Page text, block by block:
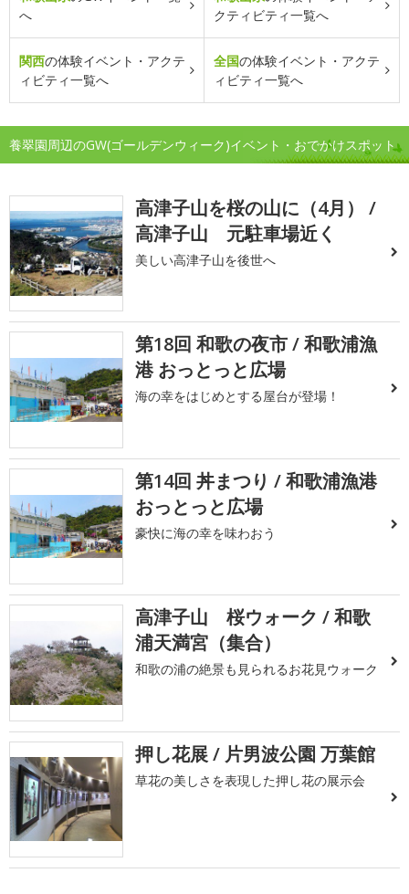
へ
クティビティ一覧へ
関西の体験イベント・アクテ
ィビティ一覧へ
全国の体験イベント・アクテ
ィビティ一覧へ
養翠園周辺のGW(ゴールデンウィーク)イベント・おでかけスポット
高津子山を桜の山に（4月） /
高津子山 元駐車場近く
美しい高津子山を後世へ
第18回 和歌の夜市 / 和歌浦漁
港 おっとっと広場
海の幸をはじめとする屋台が登場！
第14回 丼まつり / 和歌浦漁港
おっとっと広場
豪快に海の幸を味わおう
高津子山 桜ウォーク / 和歌
浦天満宮（集合）
和歌の浦の絶景も見られるお花見ウォーク
押し花展 / 片男波公園 万葉館
草花の美しさを表現した押し花の展示会